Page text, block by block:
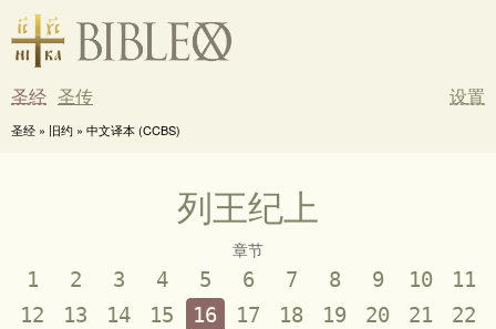
圣经 圣传 设置
圣经 » 旧约 » 中文译本 (CCBS)
列王纪上
章节
1 2 3 4 5 6 7 8 9 10
11
12
13 14 15 16 17 18 19 20 21 22